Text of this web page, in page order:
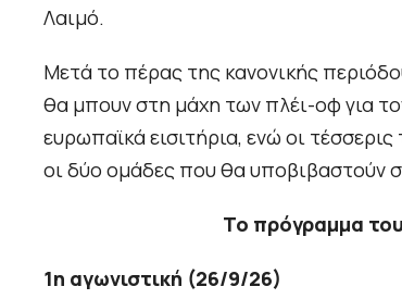
Λαιμό.
Μετά το πέρας της κανονικής
θα μπουν στη μάχη των πλέι-οφ για
ευρωπαϊκά εισιτήρια, ενώ οι
οι δύο ομάδες που θα υποβιβαστούν
Το πρόγραμμα
1η αγωνιστική (26/9/26)